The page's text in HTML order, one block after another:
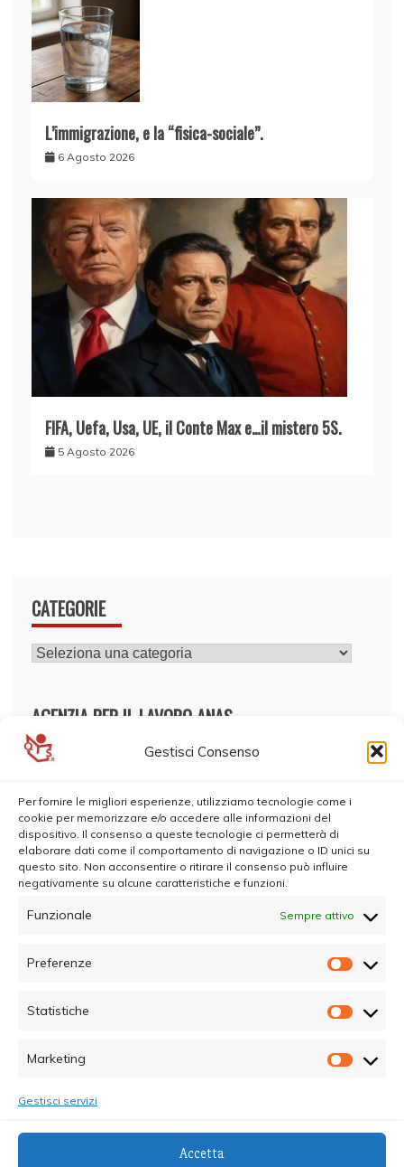
Gestisci Consenso
Per fornire le migliori esperienze, utilizziamo tecnologie come i
cookie per memorizzare e/o accedere alle informazioni del
dispositivo. Il consenso a queste tecnologie ci permetterà di
elaborare dati come il comportamento di navigazione o ID unici su
questo sito. Non acconsentire o ritirare il consenso può influire
negativamente su alcune caratteristiche e funzioni.
Funzionale Sempre attivo
Preferenze
Statistiche
Marketing
Gestisci servizi
Accetta
L’immigrazione, e la “fisica-sociale”.
6 Agosto 2026
FIFA, Uefa, Usa, UE, il Conte Max e…il mistero 5S.
5 Agosto 2026
CATEGORIE
CATEGORIE
AGENZIA PER IL LAVORO ANAS